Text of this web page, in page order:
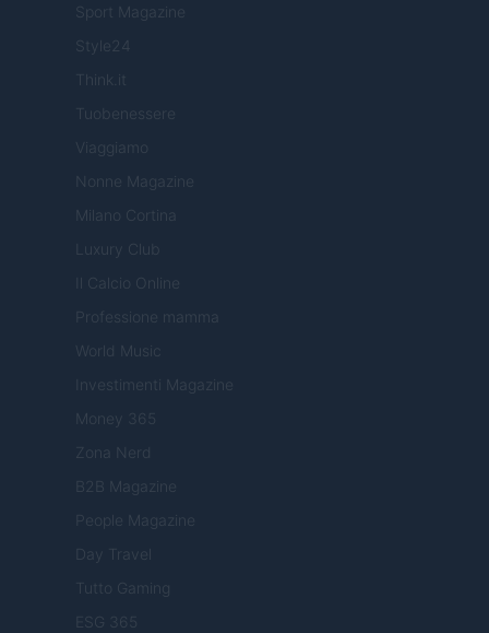
Sport Magazine
Style24
Think.it
Tuobenessere
Viaggiamo
Nonne Magazine
Milano Cortina
Luxury Club
Il Calcio Online
Professione mamma
World Music
Investimenti Magazine
Money 365
Zona Nerd
B2B Magazine
People Magazine
Day Travel
Tutto Gaming
ESG 365